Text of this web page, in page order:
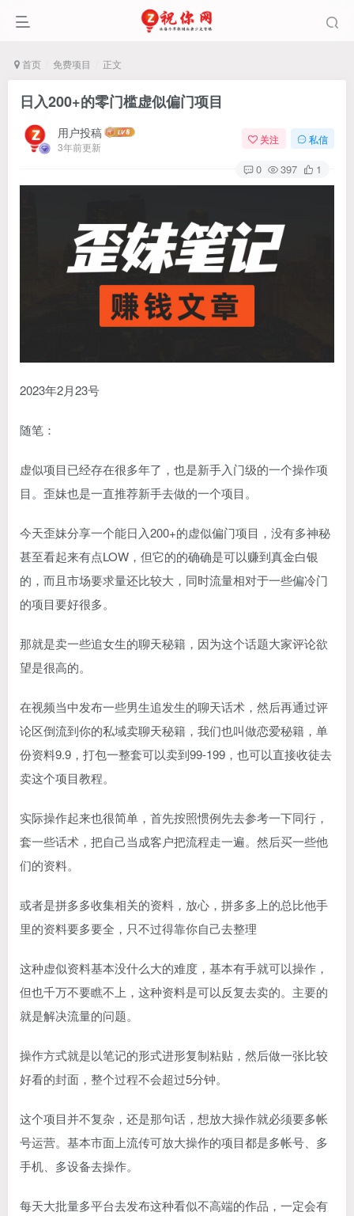
首页 免费项目 正文
日入200+的零门槛虚似偏门项目
用户投稿
3年前更新
关注 私信
0 397 1
2023年2月23号
随笔：
虚似项目已经存在很多年了，也是新手入门级的一个操作项
目。歪妹也是一直推荐新手去做的一个项目。
今天歪妹分享一个能日入200+的虚似偏门项目，没有多神秘
甚至看起来有点LOW，但它的的确确是可以赚到真金白银
的，而且市场要求量还比较大，同时流量相对于一些偏冷门
的项目要好很多。
那就是卖一些追女生的聊天秘籍，因为这个话题大家评论欲
望是很高的。
在视频当中发布一些男生追发生的聊天话术，然后再通过评
论区倒流到你的私域卖聊天秘籍，我们也叫做恋爱秘籍，单
份资料9.9，打包一整套可以卖到99-199，也可以直接收徒去
卖这个项目教程。
实际操作起来也很简单，首先按照惯例先去参考一下同行，
套一些话术，把自己当成客户把流程走一遍。然后买一些他
们的资料。
或者是拼多多收集相关的资料，放心，拼多多上的总比他手
里的资料要多要全，只不过得靠你自己去整理
这种虚似资料基本没什么大的难度，基本有手就可以操作，
但也千万不要瞧不上，这种资料是可以反复去卖的。主要的
就是解决流量的问题。
操作方式就是以笔记的形式进形复制粘贴，然后做一张比较
好看的封面，整个过程不会超过5分钟。
这个项目并不复杂，还是那句话，想放大操作就必须要多帐
号运营。基本市面上流传可放大操作的项目都是多帐号、多
手机、多设备去操作。
每天大批量多平台去发布这种看似不高端的作品，一定会有